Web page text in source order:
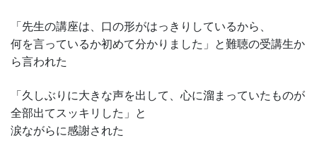
「先生の講座は、口の形がはっきりしているから、
何を言っているか初めて分かりました」と難聴の受講生か
ら言われた
「久しぶりに大きな声を出して、心に溜まっていたものが
全部出てスッキリした」と
涙ながらに感謝された